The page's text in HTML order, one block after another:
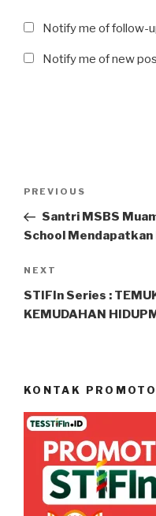
Notify me of follow-
Notify me of new
PREVIOUS
Santri MSBS
School Mendapatkan
NEXT
STIFIn Series :
KEMUDAHAN
KONTAK